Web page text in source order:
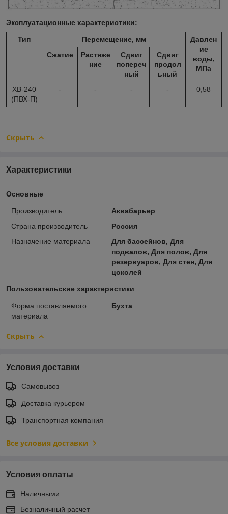
Эксплуатационные характеристики:
Тип Перемещение, мм
Давлен
ие
воды,
МПа
Сжатие
Растяже
ние
Сдвиг
попереч
ный
Сдвиг
продол
ьный
ХВ-240
(ПВХ-П)
- - - - 0,58
Скрыть
Характеристики
Основные
Производитель
Аквабарьер
Страна производитель
Россия
Назначение материала
Для бассейнов, Для
подвалов, Для полов, Для
резервуаров, Для стен, Для
цоколей
Пользовательские характеристики
Форма поставляемого
материала
Бухта
Скрыть
Условия доставки
Самовывоз
Доставка курьером
Транспортная компания
Все условия доставки
Условия оплаты
Наличными
Безналичный расчет